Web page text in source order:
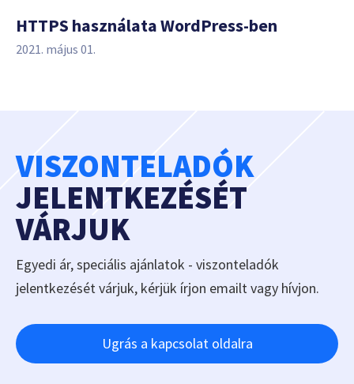
HTTPS használata WordPress-ben
2021. május 01.
VISZONTELADÓK
JELENTKEZÉSÉT
VÁRJUK
Egyedi ár, speciális ajánlatok - viszonteladók
jelentkezését várjuk, kérjük írjon emailt vagy hívjon.
Ugrás a kapcsolat oldalra